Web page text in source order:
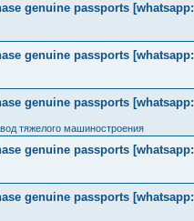
genuine passports [whatsapp:
genuine passports [whatsapp:
genuine passports [whatsapp:
тяжелого машиностроения
genuine passports [whatsapp:
genuine passports [whatsapp: